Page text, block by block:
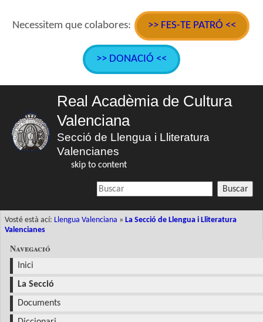
Necessitem que colabores: >> FES-TE PATRÓ <<
>> DONACIÓ <<
Real Acadèmia de Cultura
Valenciana
Secció de Llengua i Lliteratura
Valencianes
skip to content
Buscar
Vosté està ací: Llengua Valenciana »La Secció de Llengua i Lliteratura
Valencianes
Navegació
Inici
La Secció
Documents